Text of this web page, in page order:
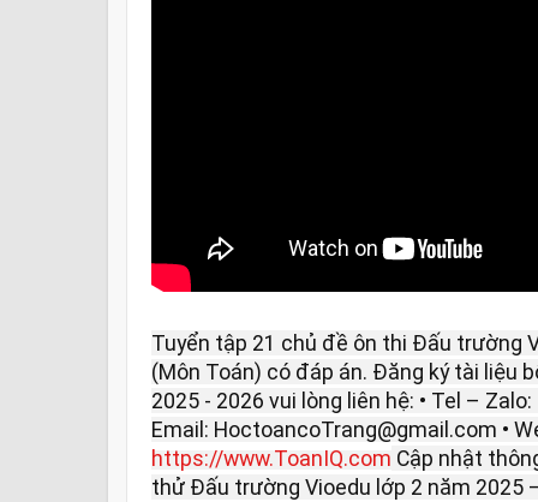
Tuyển tập 21 chủ đề ôn thi Đấu trường
(Môn Toán) có đáp án. Đăng ký tài liệu
2025 - 2026 vui lòng liên hệ: • Tel –
Email: HoctoancoTrang@gmail.com •
https://www.ToanIQ.com Cập nhật
thử Đấu trường Vioedu lớp 2 năm 2025